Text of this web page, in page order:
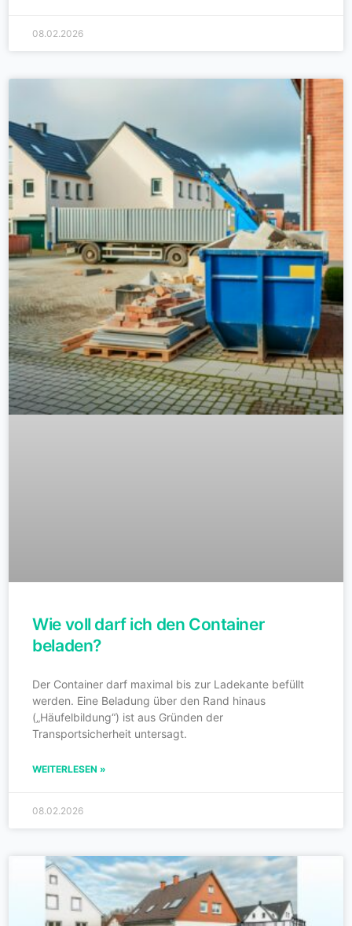
08.02.2026
Wie voll darf ich den Container
beladen?
Der Container darf maximal bis zur Ladekante befüllt
werden. Eine Beladung über den Rand hinaus
(„Häufelbildung“) ist aus Gründen der
Transportsicherheit untersagt.
WEITERLESEN »
08.02.2026